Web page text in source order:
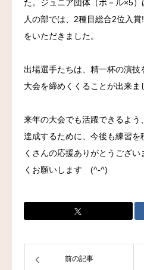
た。ジュニア団体（ボ－ル×5
人の部では、2種目総合2位入
をいただきました。
出場選手たちは、精一杯の演
大会を締めくくることが出来ま
来年の大会でも活躍できるよう
達成するために、今後も練習を
くさんの応援ありがとうござ
くお願いします (^-^)
前の記事